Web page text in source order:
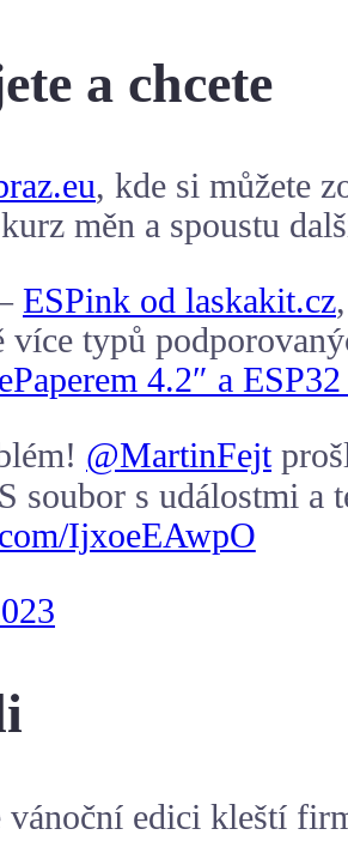
a chcete
, kde si můžete
měn a spoustu
ESPink od laskakit.cz
typů
ePaperem 4.2″ a
@MartinFejt
s událostmi a
IjxoeEAwpO
edici kleští